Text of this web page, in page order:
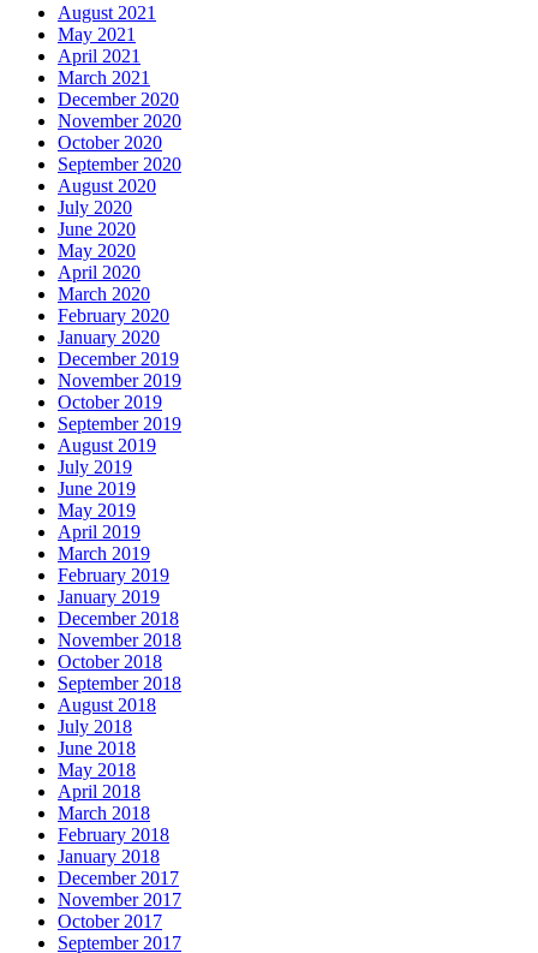
August 2021
May 2021
April 2021
March 2021
December 2020
November 2020
October 2020
September 2020
August 2020
July 2020
June 2020
May 2020
April 2020
March 2020
February 2020
January 2020
December 2019
November 2019
October 2019
September 2019
August 2019
July 2019
June 2019
May 2019
April 2019
March 2019
February 2019
January 2019
December 2018
November 2018
October 2018
September 2018
August 2018
July 2018
June 2018
May 2018
April 2018
March 2018
February 2018
January 2018
December 2017
November 2017
October 2017
September 2017